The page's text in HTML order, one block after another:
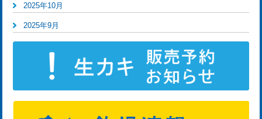
2025年10月
2025年9月